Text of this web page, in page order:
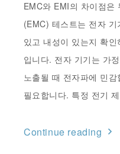
EMC와 EMI의 차이점은
(EMC) 테스트는 전자
있고 내성이 있는지 확
입니다. 전자 기기는 가
노출될 때 전자파에 민
필요합니다. 특정 전기
Continue reading